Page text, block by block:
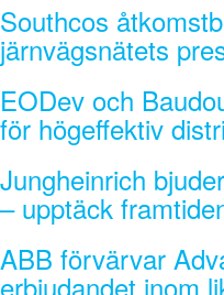
Southcos
järnvägsnätets
EODev och
för högeffektiv
Jungheinrich
– upptäck
ABB förvärvar
erbjudandet inom